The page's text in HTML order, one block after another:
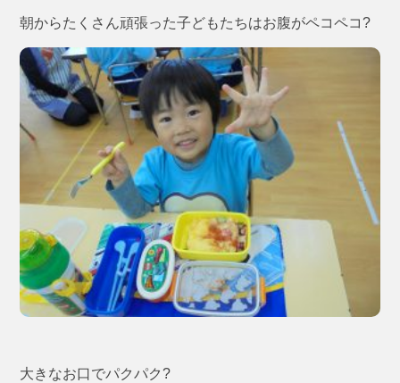
朝からたくさん頑張った子どもたちはお腹がペコペコ?
大きなお口でパクパク?